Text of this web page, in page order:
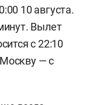
10 августа.
Вылет
с 22:10
Москву — с